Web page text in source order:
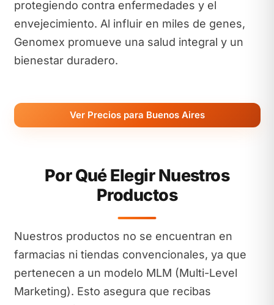
protegiendo contra enfermedades y el
envejecimiento. Al influir en miles de genes,
Genomex promueve una salud integral y un
bienestar duradero.
Ver Precios para Buenos Aires
Por Qué Elegir Nuestros
Productos
Nuestros productos no se encuentran en
farmacias ni tiendas convencionales, ya que
pertenecen a un modelo MLM (Multi-Level
Marketing). Esto asegura que recibas